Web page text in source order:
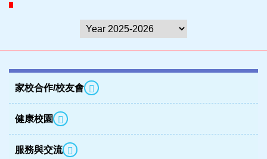
家校合作/校友會
健康校園
服務與交流